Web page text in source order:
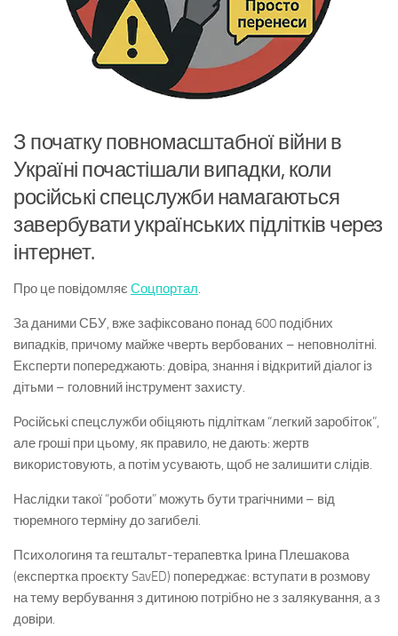
З початку повномасштабної війни в
Україні почастішали випадки, коли
російські спецслужби намагаються
завербувати українських підлітків через
інтернет.
Про це повідомляє Соцпортал.
За даними СБУ, вже зафіксовано понад 600 подібних
випадків, причому майже чверть вербованих – неповнолітні.
Експерти попереджають: довіра, знання і відкритий діалог із
дітьми – головний інструмент захисту.
Російські спецслужби обіцяють підліткам “легкий заробіток”,
але гроші при цьому, як правило, не дають: жертв
використовують, а потім усувають, щоб не залишити слідів.
Наслідки такої “роботи” можуть бути трагічними – від
тюремного терміну до загибелі.
Психологиня та гештальт-терапевтка Ірина Плешакова
(експертка проєкту SavED) попереджає: вступати в розмову
на тему вербування з дитиною потрібно не з залякування, а з
довіри.